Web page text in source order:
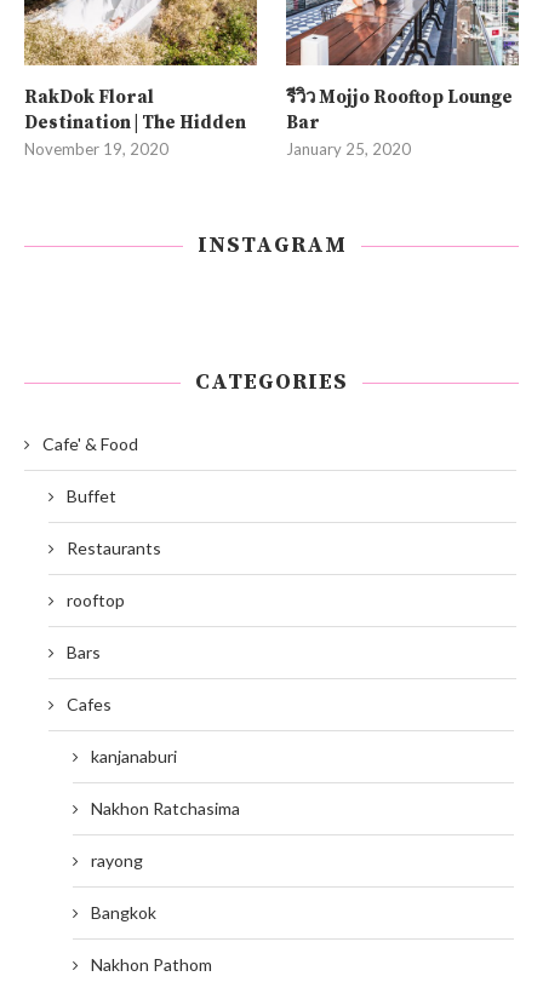
RakDok Floral
Destination | The Hidden
November 19, 2020
รีวิว Mojjo Rooftop Lounge
Bar
January 25, 2020
INSTAGRAM
CATEGORIES
Cafe' & Food
Buffet
Restaurants
rooftop
Bars
Cafes
kanjanaburi
Nakhon Ratchasima
rayong
Bangkok
Nakhon Pathom